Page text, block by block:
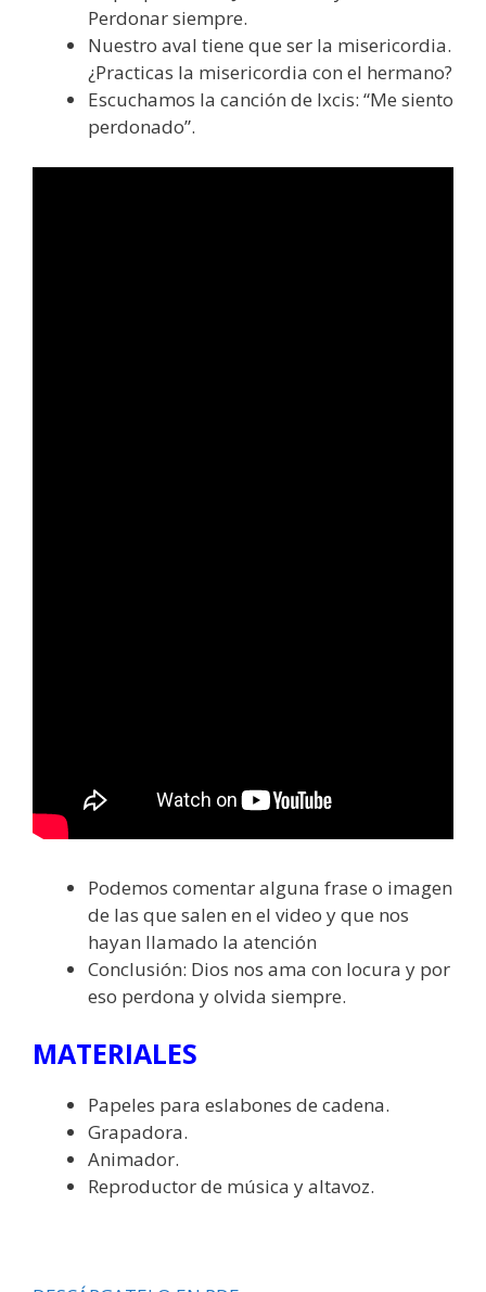
Perdonar siempre.
Nuestro aval tiene que ser la misericordia.
¿Practicas la misericordia con el hermano?
Escuchamos la canción de Ixcis: “Me siento
perdonado”.
Podemos comentar alguna frase o imagen
de las que salen en el video y que nos
hayan llamado la atención
Conclusión: Dios nos ama con locura y por
eso perdona y olvida siempre.
MATERIALES
Papeles para eslabones de cadena.
Grapadora.
Animador.
Reproductor de música y altavoz.